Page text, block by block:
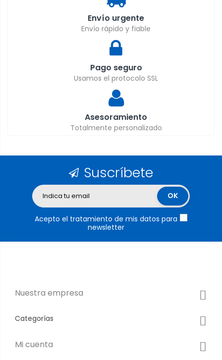
Envío urgente
Envío rápido y fiable
Pago seguro
Usamos el protocolo SSL
Asesoramiento
Totalmente personalizado
Suscríbete
Acepto el tratamiento de mis datos para
newsletter
Nuestra empresa
Categorías
Mi cuenta